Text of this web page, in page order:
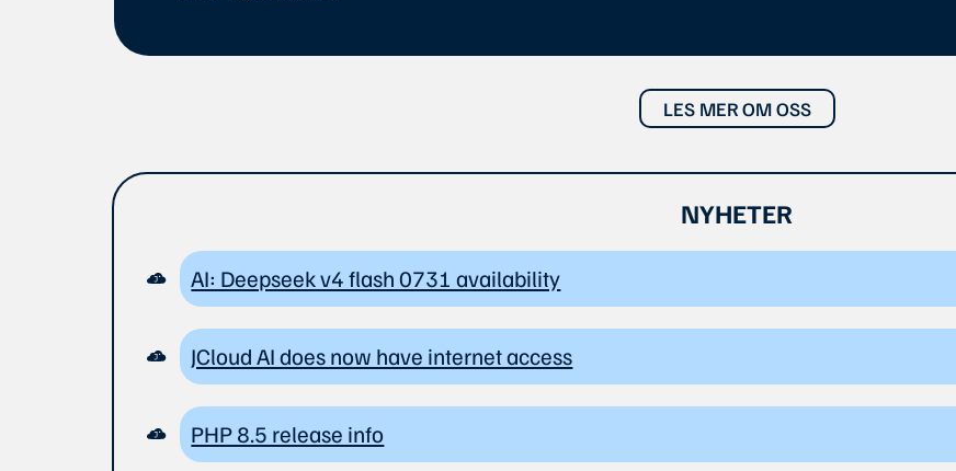
LES MER OM OSS
NYHETER
AI: Deepseek v4 flash 0731 availability
JCloud AI does now have internet access
PHP 8.5 release info